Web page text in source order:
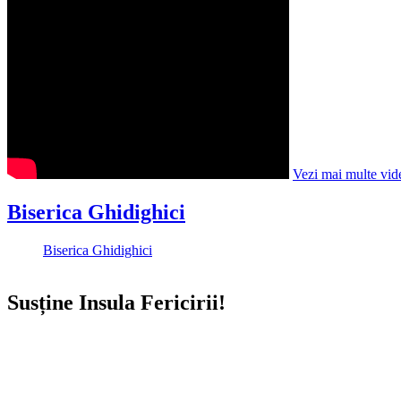
Vezi mai multe
Biserica Ghidighici
Biserica Ghidighici
Susține Insula Fericirii!